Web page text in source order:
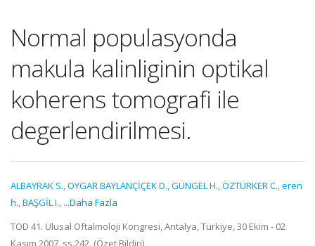
Normal populasyonda
makula kalinliginin optikal
koherens tomografi ile
degerlendirilmesi.
ALBAYRAK S.,OYGAR BAYLANÇİÇEK D.,GÜNGEL H.,ÖZTÜRKER C.,eren
h.,BAŞGİL I., ...Daha Fazla
TOD 41. Ulusal Oftalmoloji Kongresi, Antalya, Türkiye, 30 Ekim - 02
Kasım 2007, ss.242, (Özet Bildiri)